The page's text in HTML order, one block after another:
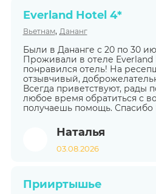
Everland Hotel 4*
Вьетнам, Дананг
Были в Дананге с 20 по 30
Проживали в отеле Everland
понравился отель! На
отзывчивый,
Всегда приветствуют, рады
любое время обратиться с
получаешь помощь.
Наталья
03.08.2026
Прииртышье